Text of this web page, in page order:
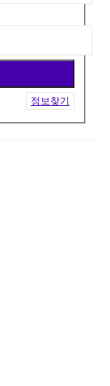
정보찾기